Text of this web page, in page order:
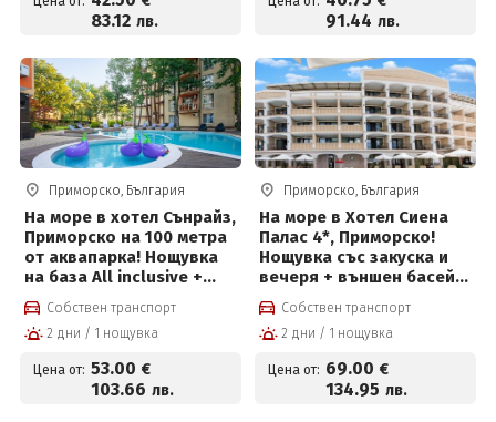
цени от 42.50 € на човек
83.12 лв. 91.44 лв.
Приморско, България
На море в хотел Сънрайз,
Приморско на 100 метра
от аквапарка! Нощувка
на база All inclusive +
басейн, детски басейн,
детски кът и паркинг
Собствен транспорт
2 дни / 1 нощувка
Цена от: 53.00 €
103.66 лв.
Приморско, България
На море в Хотел Сиена
Палас 4*, Приморско!
Нощувка със закуска и
вечеря + външен басейн,
джакузи, сауна и парна
баняСобствен транспорт
2 дни / 1 нощувка
Цена от: 69.00 €
134.95 лв.